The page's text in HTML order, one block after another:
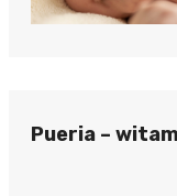
Pueria –